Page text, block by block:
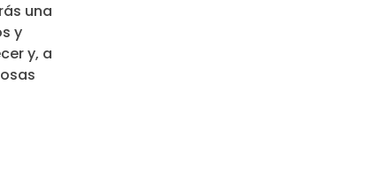
una
y
y, a